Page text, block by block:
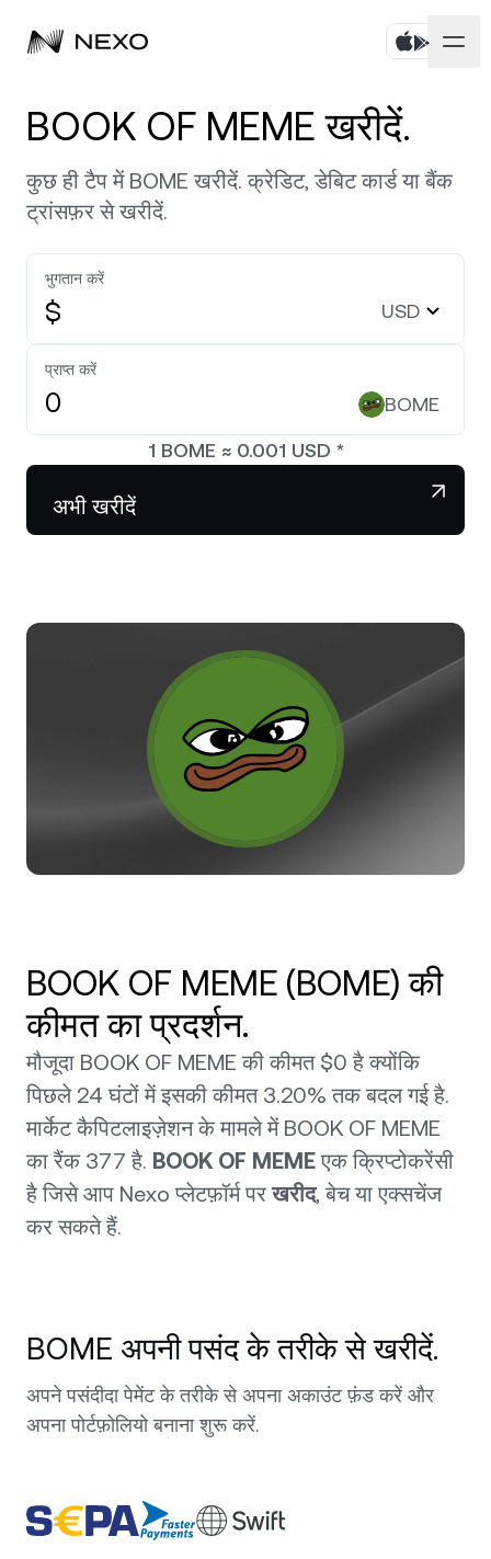
एसेट्स खरीदें
फ़्लेक्सिबल सेविंग्स
फ़िक्स्ड‑टर्म सेविंग्स
डुअल इन्वेस्टमेंट
एक्सचेंज
क्रेडिट लाइन
फ़्यूचर्स
बिज़नेस
कॉर्पोरेट अकाउंट्स
प्राइम ब्रोकरेज
व्हाइट लेबल
Nexo Ventures
पेमेंट गेटवे
मार्केट
पिछले 24 घंटों में मार्केट
Bitcoin
Ethereum ETH 0.05%
NEXO Token 0.43%
DOT 1.77%
SOL
कंपनी
जानकारी
सिक्योरिटी
पार्टनरशिप
न्यूज़ और इनसाइट्स
वेल्थ एकेडमी
BOOK OF MEME खरीदें.
कुछ ही टैप में BOME खरीदें. क्रेडिट, डेबिट कार्ड या बैंक
ट्रांसफ़र से खरीदें.
भुगतान करें
$ USD
प्राप्त करें
BOME
1 BOME ≈ 0.001 USD *
अभी खरीदें
BOOK OF MEME (BOME) की
कीमत का प्रदर्शन.
मौजूदा BOOK OF MEME की कीमत $0 है क्योंकि
पिछले 24 घंटों में इसकी कीमत 3.20% तक बदल गई है.
मार्केट कैपिटलाइज़ेशन के मामले में BOOK OF MEME
का रैंक 377 है. BOOK OF MEMEएक क्रिप्टोकरेंसी
है जिसे आप Nexo प्लेटफ़ॉर्म परखरीद, बेच या एक्सचेंज
कर सकते हैं.
BOME अपनी पसंद के तरीके से खरीदें.
अपने पसंदीदा पेमेंट के तरीके से अपना अकाउंट फ़ंड करें और
अपना पोर्टफ़ोलियो बनाना शुरू करें.